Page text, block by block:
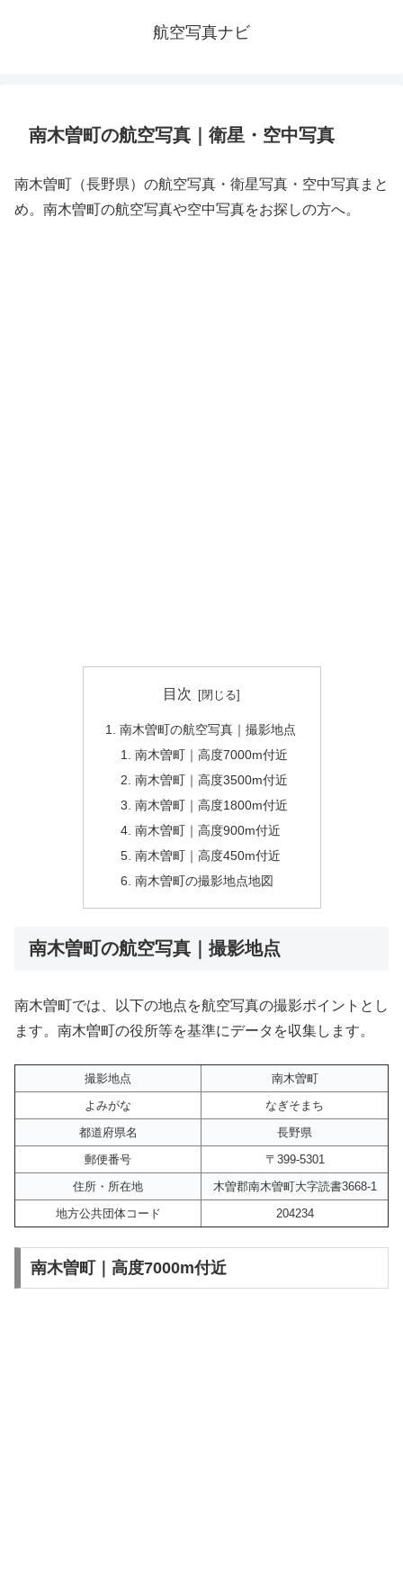
航空写真ナビ
南木曽町の航空写真｜衛星・空中写真
南木曽町（長野県）の航空写真・衛星写真・空中写真まと
め。南木曽町の航空写真や空中写真をお探しの方へ。
目次
南木曽町の航空写真｜撮影地点
南木曽町｜高度7000m付近
南木曽町｜高度3500m付近
南木曽町｜高度1800m付近
南木曽町｜高度900m付近
南木曽町｜高度450m付近
南木曽町の撮影地点地図
南木曽町の航空写真｜撮影地点
南木曽町では、以下の地点を航空写真の撮影ポイントとし
ます。南木曽町の役所等を基準にデータを収集します。
撮影地点
南木曽町
よみがな
なぎそまち
都道府県名
長野県
郵便番号
〒399-5301
住所・所在地
木曽郡南木曽町大字読書3668-1
地方公共団体コード
204234
南木曽町｜高度7000m付近